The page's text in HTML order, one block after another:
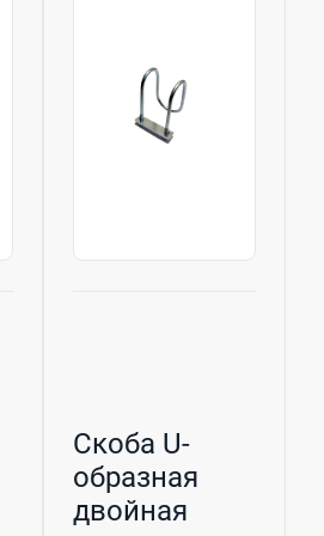
Скоба U-
образная
двойная